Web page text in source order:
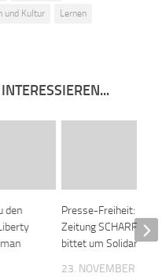
und Kultur
Lernen
den
Presse-Freiheit:
Zeitung SCHARF
bittet um Solidarität
23. NOVEMBER